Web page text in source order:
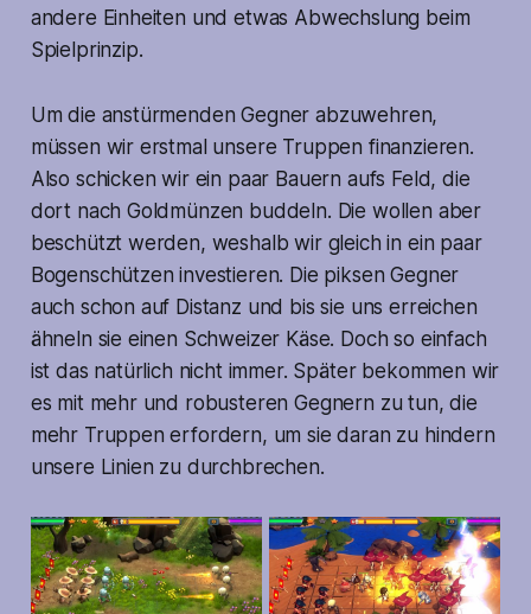
andere Einheiten und etwas Abwechslung beim
Spielprinzip.
Um die anstürmenden Gegner abzuwehren,
müssen wir erstmal unsere Truppen finanzieren.
Also schicken wir ein paar Bauern aufs Feld, die
dort nach Goldmünzen buddeln. Die wollen aber
beschützt werden, weshalb wir gleich in ein paar
Bogenschützen investieren. Die piksen Gegner
auch schon auf Distanz und bis sie uns erreichen
ähneln sie einen Schweizer Käse. Doch so einfach
ist das natürlich nicht immer. Später bekommen wir
es mit mehr und robusteren Gegnern zu tun, die
mehr Truppen erfordern, um sie daran zu hindern
unsere Linien zu durchbrechen.